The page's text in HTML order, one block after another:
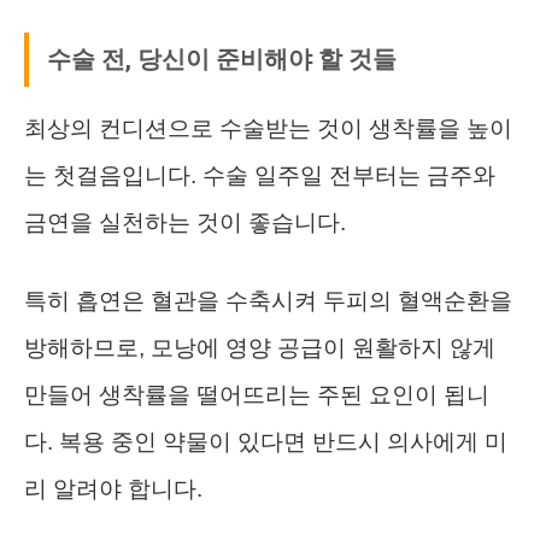
수술 전, 당신이 준비해야 할 것들
최상의 컨디션으로 수술받는 것이 생착률을 높이
는 첫걸음입니다. 수술 일주일 전부터는 금주와
금연을 실천하는 것이 좋습니다.
특히 흡연은 혈관을 수축시켜 두피의 혈액순환을
방해하므로, 모낭에 영양 공급이 원활하지 않게
만들어 생착률을 떨어뜨리는 주된 요인이 됩니
다. 복용 중인 약물이 있다면 반드시 의사에게 미
리 알려야 합니다.